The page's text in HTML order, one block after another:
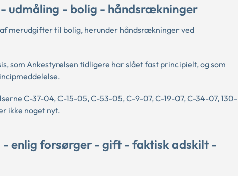
udmåling - bolig - håndsrækninger
merudgifter til bolig, herunder håndsrækninger ved
som Ankestyrelsen tidligere har slået fast principielt, og som
C-37-04, C-15-05, C-53-05, C-9-07, C-19-07, C-34-07, 130-
ikke noget nyt.
enlig forsørger - gift - faktisk adskilt -